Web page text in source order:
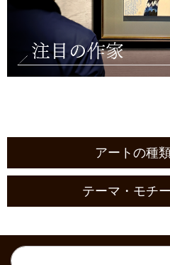
アートの種
テーマ・モチ